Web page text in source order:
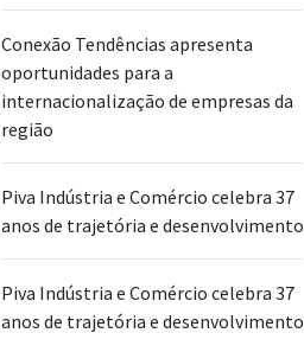
Conexão Tendências apresenta
oportunidades para a
internacionalização de empresas da
região
Piva Indústria e Comércio celebra 37
anos de trajetória e desenvolvimento
Piva Indústria e Comércio celebra 37
anos de trajetória e desenvolvimento